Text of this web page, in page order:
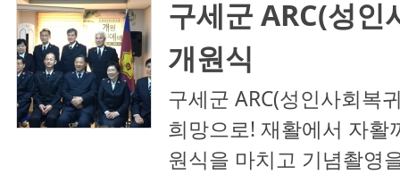
구세군 ARC(성
개원식
구세군 ARC(성인사회복
희망으로! 재활에서 자
원식을 마치고 기념촬영